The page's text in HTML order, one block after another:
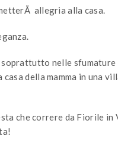
allegria alla casa.
soprattutto nelle
della mamma in una
che correre da Fiorile in